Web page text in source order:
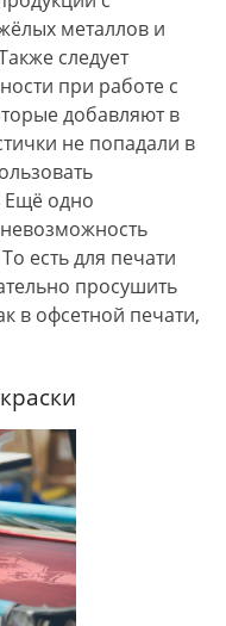
металлов и
следует
при работе с
добавляют в
не попадали в
Ещё одно
есть для печати
просушить
в офсетной печати,